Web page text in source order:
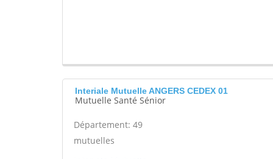
Interiale Mutuelle ANGERS CEDEX 01
Mutuelle Santé Sénior
Département: 49
mutuelles